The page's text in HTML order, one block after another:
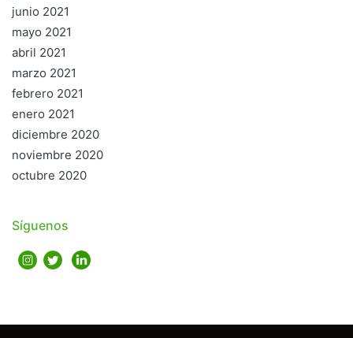
junio 2021
mayo 2021
abril 2021
marzo 2021
febrero 2021
enero 2021
diciembre 2020
noviembre 2020
octubre 2020
Síguenos